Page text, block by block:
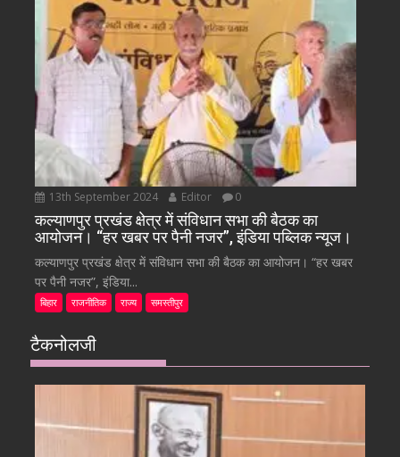
13th September 2024 Editor 0
कल्याणपुर प्रखंड क्षेत्र में संविधान सभा की बैठक का
आयोजन। “हर खबर पर पैनी नजर”, इंडिया पब्लिक न्यूज।
कल्याणपुर प्रखंड क्षेत्र में संविधान सभा की बैठक का आयोजन। “हर खबर
पर पैनी नजर”, इंडिया...
बिहार राजनीतिक राज्य समस्तीपुर
टैकनोलजी